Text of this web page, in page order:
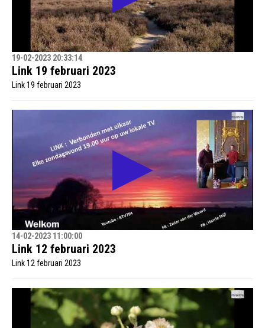
19-02-2023 20:33:14
Link 19 februari 2023
Link 19 februari 2023
14-02-2023 11:00:00
Link 12 februari 2023
Link 12 februari 2023